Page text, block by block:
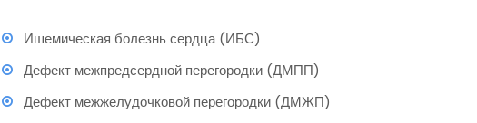
Ишемическая болезнь сердца (ИБС)
Дефект межпредсердной перегородки (ДМПП)
Дефект межжелудочковой перегородки (ДМЖП)